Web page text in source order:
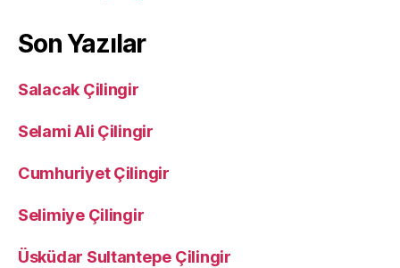
Son Yazılar
Salacak Çilingir
Selami Ali Çilingir
Cumhuriyet Çilingir
Selimiye Çilingir
Üsküdar Sultantepe Çilingir